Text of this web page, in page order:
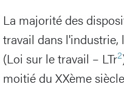
La majorité des
travail dans
(Loi sur le travail – LTr2
moitié du XXème